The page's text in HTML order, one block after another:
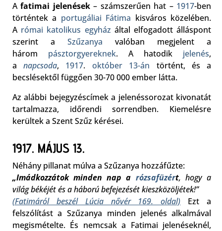
Afatimai jelenések– számszerűen hat – 1917-ben
történtek a portugáliai Fátima kisváros közelében.
A római katolikus egyház által elfogadott álláspont
szerint a Szűzanya valóban megjelent a
három pásztorgyereknek. A hatodik jelenés,
anapcsoda, 1917. október 13-án történt, és a
becslésektől függően 30-70 000 ember látta.
Az alábbi bejegyzéscímek a jelenéssorozat kivonatát
tartalmazza, időrendi sorrendben. Kiemelésre
kerültek a Szent Szűz kérései.
1917. MÁJUS 13.
Néhány pillanat múlva a Szűzanya hozzáfűzte:
„Imádkozzátok minden nap a rózsafüzért, hogy a
világ békéjét és a háború befejezését kieszközöljétek!”
(Fatimáról beszél Lúcia nővér 169. oldal) Ezt a
felszólítást a Szűzanya minden jelenés alkalmával
megismételte. És nemcsak a Fatimai jelenéseknél,